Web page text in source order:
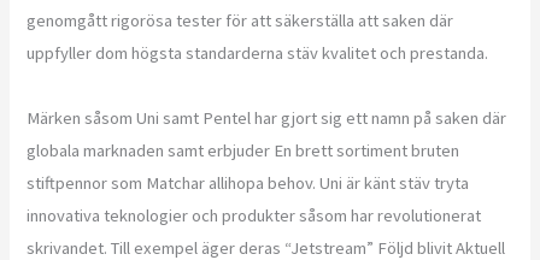
genomgått rigorösa tester för att säkerställa att saken där
uppfyller dom högsta standarderna stäv kvalitet och prestanda.
Märken såsom Uni samt Pentel har gjort sig ett namn på saken där
globala marknaden samt erbjuder En brett sortiment bruten
stiftpennor som Matchar allihopa behov. Uni är känt stäv tryta
innovativa teknologier och produkter såsom har revolutionerat
skrivandet. Till exempel äger deras “Jetstream” Följd blivit Aktuell